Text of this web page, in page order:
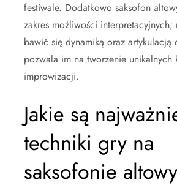
festiwale. Dodatkowo saksofon
zakres możliwości interpretacyjnych;
bawić się dynamiką oraz artykulacją
pozwala im na tworzenie unikalnych
improwizacji.
Jakie są
techniki gry na
saksofonie